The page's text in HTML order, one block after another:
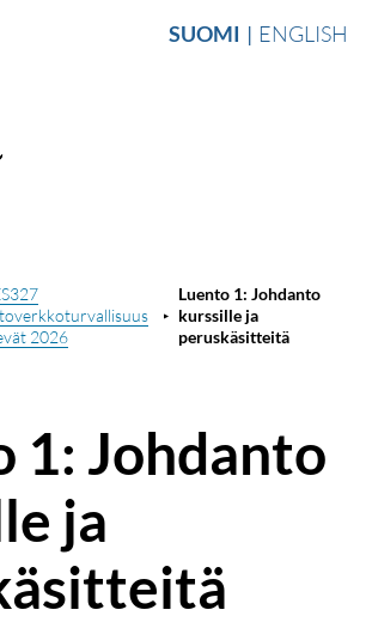
SUOMI ENGLISH
2026
Luento 1: Johdanto
kurssille ja
peruskäsitteitä
1: Johdanto
ja